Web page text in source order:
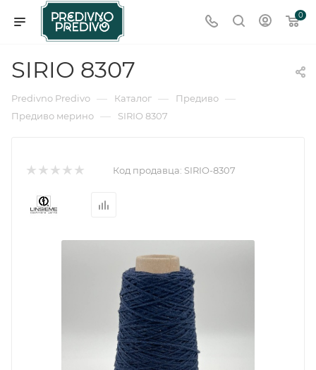
0
SIRIO 8307
Predivno Predivo — Каталог — Предиво —
Предиво мерино — SIRIO 8307
Код продавца: SIRIO-8307